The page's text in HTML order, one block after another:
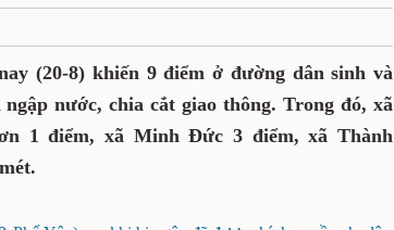
nay (20-8) khiến 9 điểm ở đường
TP. Phổ Yên bị ngập nước, chia cắt
Thuận 3 điểm, phường Bắc Sơn 1
Công 02. Các điểm bị ngập từ